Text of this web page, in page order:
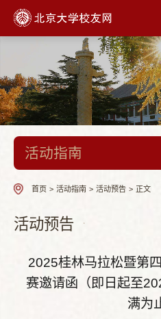
活动指南
首页 > 活动指南 > 活动预告 > 正文
活动预告
2025桂林马拉松暨第
赛邀请函（即日起至
满为